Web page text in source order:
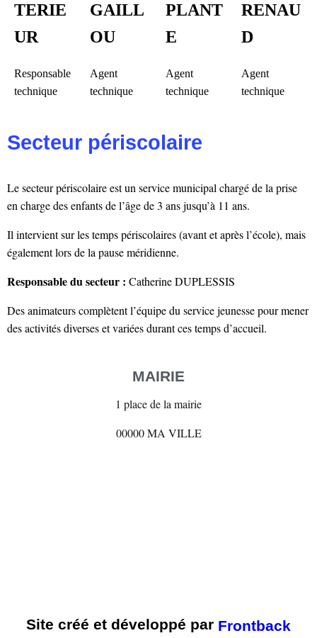
TERIE
UR
Responsable
technique
GAILL
OU
Agent
technique
PLANT
E
Agent
technique
RENAU
D
Agent
technique
Secteur périscolaire
Le secteur périscolaire est un service municipal chargé de la prise
en charge des enfants de l’âge de 3 ans jusqu’à 11 ans.
Il intervient sur les temps périscolaires (avant et après l’école), mais
également lors de la pause méridienne.
Responsable du secteur : Catherine DUPLESSIS
Des animateurs complètent l’équipe du service jeunesse pour mener
des activités diverses et variées durant ces temps d’accueil.
MAIRIE
1 place de la mairie
00000 MA VILLE
Site créé et développé par Frontback